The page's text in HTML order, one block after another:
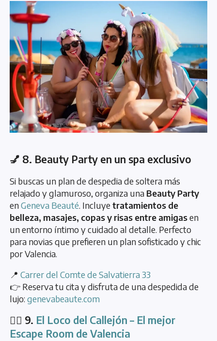
💅 8. Beauty Party en un spa exclusivo
Si buscas un plan de despedia de soltera más
relajado y glamuroso, organiza una Beauty Party
enGeneva Beauté. Incluyetratamientos de
belleza, masajes, copas y risas entre amigasen
un entorno íntimo y cuidado al detalle. Perfecto
para novias que prefieren un plan sofisticado y chic
por Valencia.
📍 Carrer del Comte de Salvatierra 33
👉 Reserva tu cita y disfruta de una despedida de
lujo: genevabeaute.com
🕵️‍♀️ 9. El Loco del Callejón – El mejor
Escape Room de Valencia